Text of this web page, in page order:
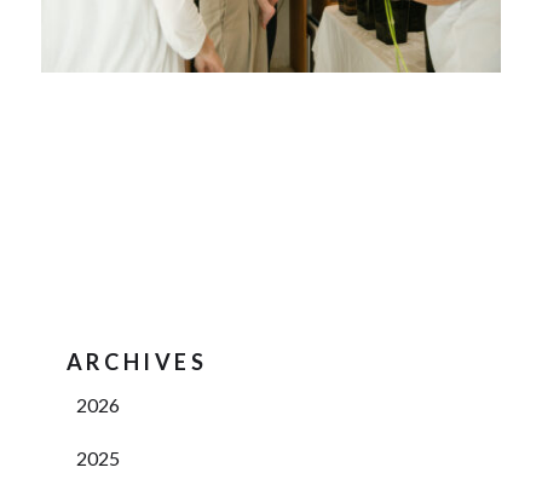
ARCHIVES
2026
2025